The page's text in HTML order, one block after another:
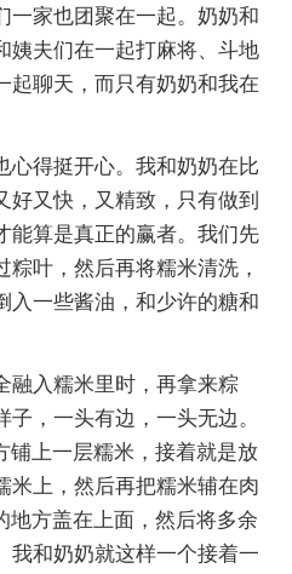
家也团聚在一起。奶奶和
姨夫们在一起打麻将、斗地
起聊天，而只有奶奶和我在
得挺开心。我和奶奶在比
好又快，又精致，只有做到
能算是真正的赢者。我们先
叶，然后再将糯米清洗，
入一些酱油，和少许的糖和
入糯米里时，再拿来粽
，一头有边，一头无边。
铺上一层糯米，接着就是放
米上，然后再把糯米辅在肉
地方盖在上面，然后将多余
我和奶奶就这样一个接着一